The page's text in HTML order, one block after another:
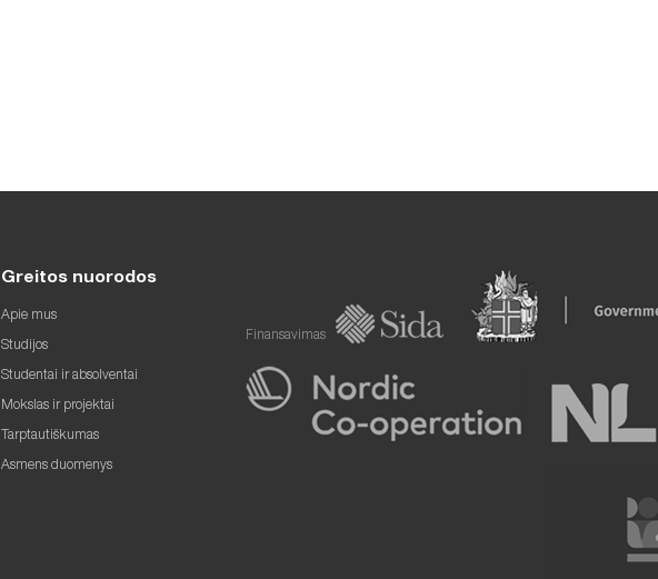
Greitos nuorodos
Apie mus
Studijos
Studentai ir absolventai
Mokslas ir projektai
Tarptautiškumas
Asmens duomenys
Finansavimas